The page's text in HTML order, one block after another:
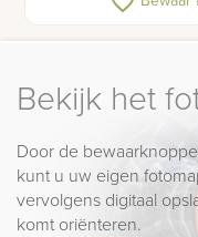
Bekijk het
Door de
kunt u uw eigen
vervolgens digitaal
komt oriënteren.